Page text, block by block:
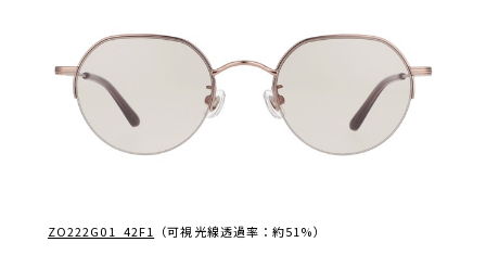
ZO222G01_42F1 （可視光線透過率：約51%）